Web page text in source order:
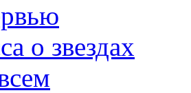
о звездах